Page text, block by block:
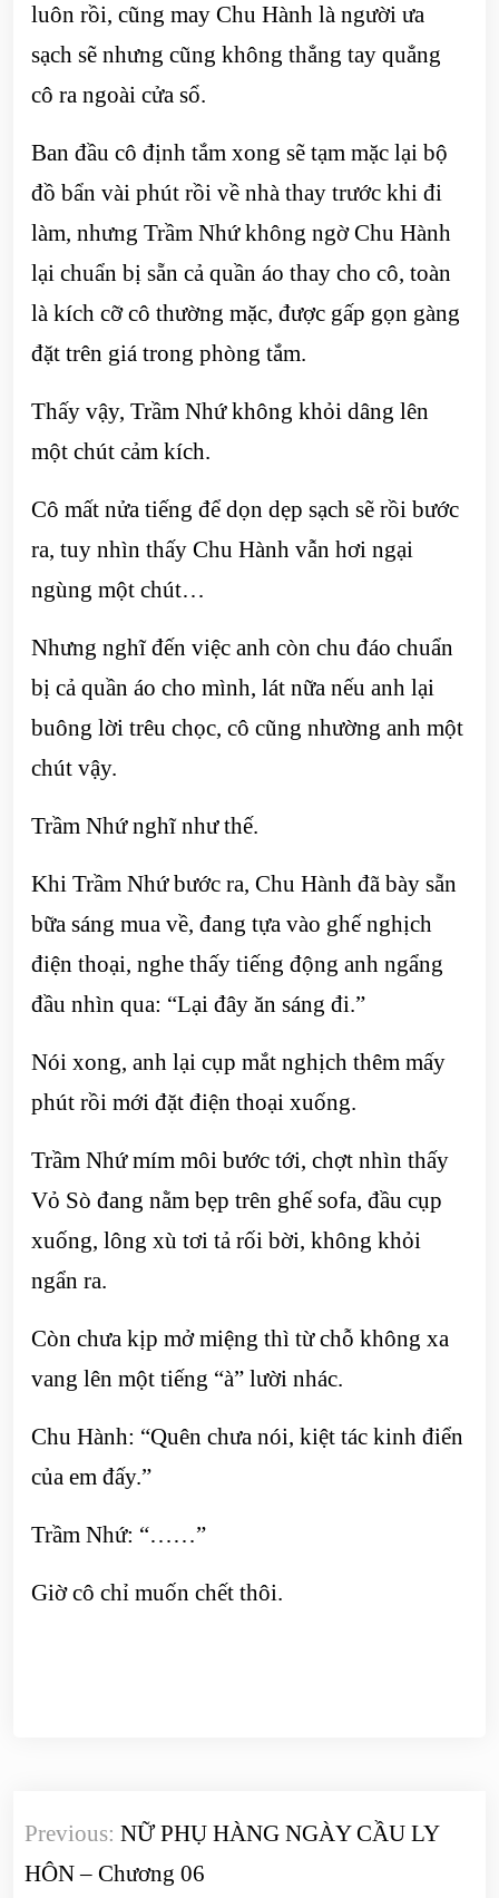
luôn rồi, cũng may Chu Hành là người ưa
sạch sẽ nhưng cũng không thẳng tay quẳng
cô ra ngoài cửa sổ.
Ban đầu cô định tắm xong sẽ tạm mặc lại bộ
đồ bẩn vài phút rồi về nhà thay trước khi đi
làm, nhưng Trầm Nhứ không ngờ Chu Hành
lại chuẩn bị sẵn cả quần áo thay cho cô, toàn
là kích cỡ cô thường mặc, được gấp gọn gàng
đặt trên giá trong phòng tắm.
Thấy vậy, Trầm Nhứ không khỏi dâng lên
một chút cảm kích.
Cô mất nửa tiếng để dọn dẹp sạch sẽ rồi bước
ra, tuy nhìn thấy Chu Hành vẫn hơi ngại
ngùng một chút…
Nhưng nghĩ đến việc anh còn chu đáo chuẩn
bị cả quần áo cho mình, lát nữa nếu anh lại
buông lời trêu chọc, cô cũng nhường anh một
chút vậy.
Trầm Nhứ nghĩ như thế.
Khi Trầm Nhứ bước ra, Chu Hành đã bày sẵn
bữa sáng mua về, đang tựa vào ghế nghịch
điện thoại, nghe thấy tiếng động anh ngẩng
đầu nhìn qua: “Lại đây ăn sáng đi.”
Nói xong, anh lại cụp mắt nghịch thêm mấy
phút rồi mới đặt điện thoại xuống.
Trầm Nhứ mím môi bước tới, chợt nhìn thấy
Vỏ Sò đang nằm bẹp trên ghế sofa, đầu cụp
xuống, lông xù tơi tả rối bời, không khỏi
ngẩn ra.
Còn chưa kịp mở miệng thì từ chỗ không xa
vang lên một tiếng “à” lười nhác.
Chu Hành: “Quên chưa nói, kiệt tác kinh điển
của em đấy.”
Trầm Nhứ: “……”
Giờ cô chỉ muốn chết thôi.
hướng
Previous: NỮ PHỤ HÀNG NGÀY CẦU LY
HÔN – Chương 06